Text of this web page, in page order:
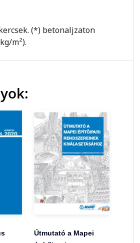
(*) betonaljzaton
m²).
Útmutató a Mapei